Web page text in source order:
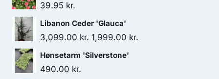
39.95 kr.
Libanon Ceder 'Glauca'
3,099.00kr. Den
oprindelige
1,999.00 kr.
Hønsetarm 'Silverstone'
490.00 kr.